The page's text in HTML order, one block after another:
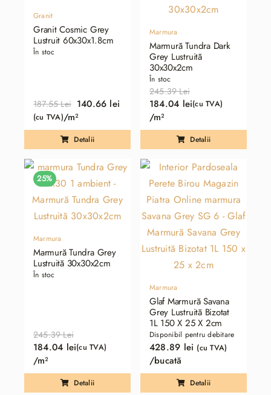
Granit
Granit Cosmic Grey
Lustruit 60x30x1.8cm
În stoc
187.55Lei
Prețul
inițial
187.55 lei.
140.66 lei
Prețul
curent
(cu TVA)/m²
Detalii
Marmura
Marmură Tundra Dark
Grey Lustruită
30x30x2cm
În stoc
245.39Lei
Prețul
inițial
fost:
245.39 lei.
184.04 lei
Prețul
curent
184.04 lei.
(cu TVA)
/m²
Detalii
25%
Marmura
Marmură Tundra Grey
Lustruită 30x30x2cm
În stoc
245.39Lei
Prețul
inițial
184.04 lei
Prețul
curent
(cu TVA)
/m²
Detalii
Marmura
Glaf Marmură Savana
Grey Lustruită Bizotat
1L 150 X 25 X 2cm
Disponibil pentru debitare
428.89 lei (cu TVA)
/bucată
Detalii